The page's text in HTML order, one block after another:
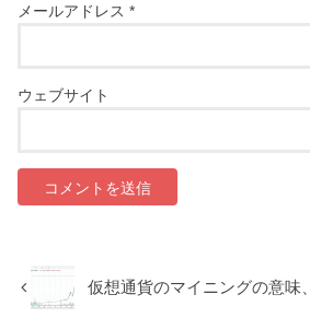
メールアドレス*
ウェブサイト
仮想通貨のマイニングの意味